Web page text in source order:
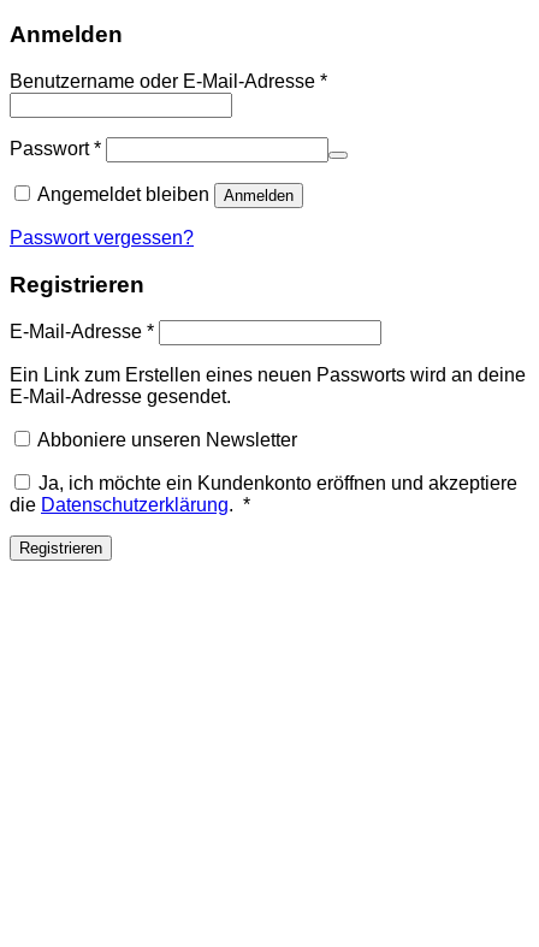
Anmelden
Benutzername oder E-Mail-Adresse *
Passwort*
Angemeldet bleiben Anmelden
Passwort vergessen?
Registrieren
E-Mail-Adresse *
Ein Link zum Erstellen eines neuen Passworts wird an deine
E-Mail-Adresse gesendet.
Abboniere unseren Newsletter
Ja, ich möchte ein Kundenkonto eröffnen und akzeptiere
die Datenschutzerklärung. *Erforderlich
Registrieren